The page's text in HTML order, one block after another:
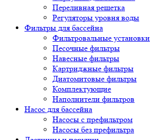
Переливная решетка
Регуляторы уровня воды
Фильтры для бассейна
Фильтровальные установки
Песочные фильтры
Навесные фильтры
Картриджные фильтры
Диатомитовые фильтры
Комплектующие
Наполнители фильтров
Насос для бассейна
Насосы с префильтром
Насосы без префильтра